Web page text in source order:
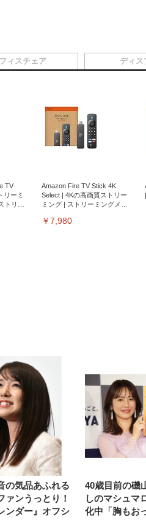
TV
リーミ
トリー
Amazon Fire TV Stick 4K
Select | 4Kの高画質ストリー
ミング | ストリーミングメデ
￥7,980
ィスチェア
チェア
ュチェ
ブラッ
チェア 疲れない テレワーク
チェア 強化バックレスト 30
度ロッキング機能 人間工学 椅
子 腰サポート 90度跳ね上げ
式アームレスト 3Dヘッドレス
ト ハンガー付き 高反発クッシ
ョン PCチェア 通気性メッシ
ュ ゲーミング/勉強/事務用 お
しゃれ パソコンチェア (ブラ
ック)
￥7,680
ディス
ワイ
ニター DualSense 充電フッ
ク付き（CFI-ZDM1J）
￥49,979
ニタ
HD（
沢
スピ
イベ
￥
ットシ
x2袋(84
イトブ
ツ L 中型犬用 26枚入り 単品
￥1,800
の気品あふれる
ァンうっとり！
ンダー』オフシ
40歳目前の磯
しのマシュマ
化中「胸もお